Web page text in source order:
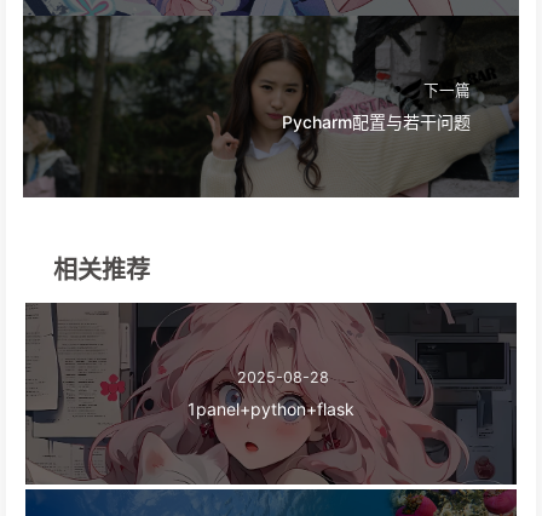
下一篇
Pycharm配置与若干问题
相关推荐
2025-08-28
1panel+python+flask